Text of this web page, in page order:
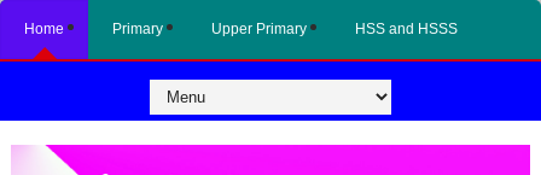
Home Primary Upper Primary HSS and HSSS